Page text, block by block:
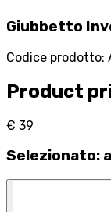
Giubbetto
Codice prodotto:
Product
€ 39
Selezionato: